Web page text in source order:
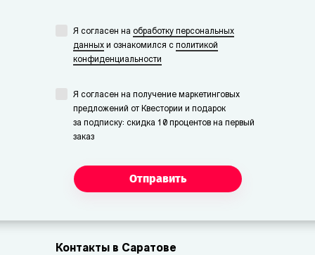
Я согласен на обработку персональных
данных и ознакомился с политикой
конфиденциальности
Я согласен на получение маркетинговых
предложений от Квестории и подарок
за подписку: скидка 10 процентов на первый
заказ
Отправить
Контакты в Саратове